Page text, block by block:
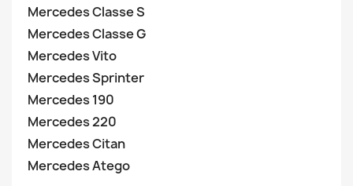
Mercedes Classe S
Mercedes Classe G
Mercedes Vito
Mercedes Sprinter
Mercedes 190
Mercedes 220
Mercedes Citan
Mercedes Atego